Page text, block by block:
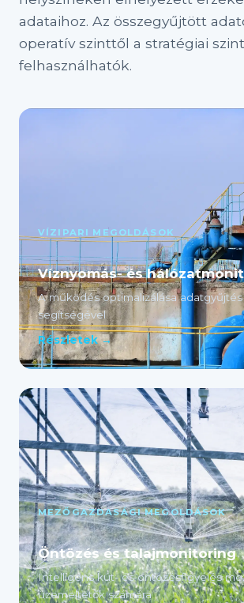
adataihoz. Az összegyűjtött
operatív szinttől a stratégiai
felhasználhatók.
VÍZIPARI MEGOLDÁSOK
Víznyomás- és
A működés optimalizálása
segítségével
Részletek →
MEZŐGAZDASÁGI MEGOLDÁSOK
Öntözés és talajmonitoring
Intelligens kút- és öntözésfigyelés
üzemeltetők számára